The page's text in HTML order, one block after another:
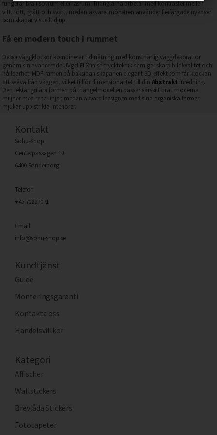
fungerar bra i sovrum eller läsrum. Trianglarna arbetar med kontraster mellan
vitt, rött, grått och svart, medan akvarellmönstren använder flerfärgade nyanser
som skapar visuellt djup.
Få en modern touch i rummet
Dessa väggklockor kombinerar tidmätning med konstnärlig väggdekoration
genom sin avancerade UVgel FLXfinish tryckteknik som ger skarp bildkvalitet och
hållbarhet. MDF-ramen på baksidan skapar en elegant 3D-effekt som får klockan
att sväva från väggen, vilket tillför dimensionalitet till din Abstrakt inredning.
Den rektangulära formen på triangelmodellen passar särskilt bra i moderna
miljöer med rena linjer, medan akvarelldesignen med sina organiska former
mjukar upp strikta interiörer.
Kontakt
Sohu-Shop
Centerpassagen 10
6400 Sønderborg
Telefon
+45 72227071
Email
info@sohu-shop.se
Kundtjänst
Guide
Monteringsgaranti
Kontakta oss
Handelsvillkor
Kategori
Affischer
Wallstickers
Brevlåda Stickers
Fototapeter